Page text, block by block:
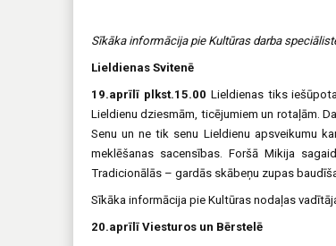
Sīkāka informācija pie Kultūras darba
Lieldienas Svitenē
19.aprīlī plkst.15.00 Lieldienas tiks
Lieldienu dziesmām, ticējumiem un rotaļām.
Senu un ne tik senu Lieldienu apsveikumu
meklēšanas sacensības. Foršā Mikija
Tradicionālās – gardās skābeņu zupas
Sīkāka informācija pie Kultūras nodaļas
20.aprīlī Viesturos un Bērstelē